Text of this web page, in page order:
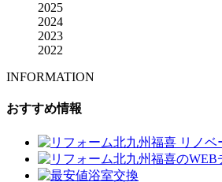
2025
2024
2023
2022
INFORMATION
おすすめ情報